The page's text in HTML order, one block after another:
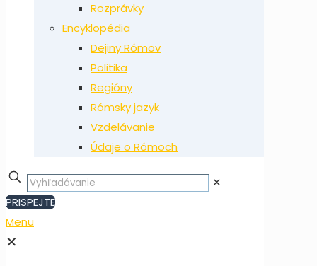
Rozprávky
Encyklopédia
Dejiny Rómov
Politika
Regióny
Rómsky jazyk
Vzdelávanie
Údaje o Rómoch
✕
PRISPEJTE
Menu
✕